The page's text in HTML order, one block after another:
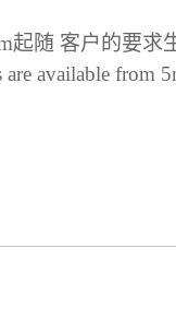
起随 客户的要求
available from